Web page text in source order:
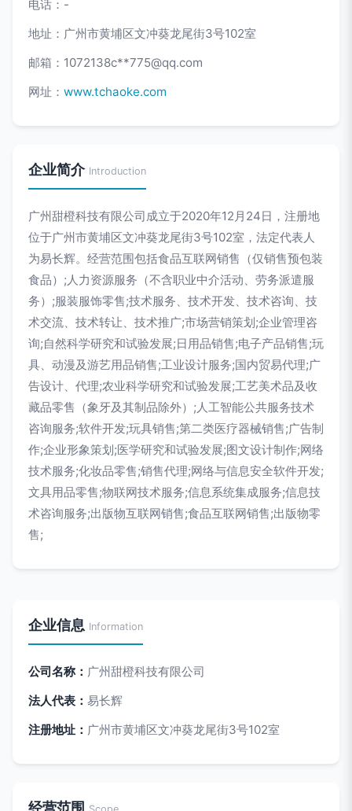
电话：-
地址：广州市黄埔区文冲葵龙尾街3号102室
邮箱：1072138c**775@qq.com
网址： www.tchaoke.com
企业简介 Introduction
广州甜橙科技有限公司成立于2020年12月24日，注册地
位于广州市黄埔区文冲葵龙尾街3号102室，法定代表人
为易长辉。经营范围包括食品互联网销售（仅销售预包装
食品）;人力资源服务（不含职业中介活动、劳务派遣服
务）;服装服饰零售;技术服务、技术开发、技术咨询、技
术交流、技术转让、技术推广;市场营销策划;企业管理咨
询;自然科学研究和试验发展;日用品销售;电子产品销售;玩
具、动漫及游艺用品销售;工业设计服务;国内贸易代理;广
告设计、代理;农业科学研究和试验发展;工艺美术品及收
藏品零售（象牙及其制品除外）;人工智能公共服务技术
咨询服务;软件开发;玩具销售;第二类医疗器械销售;广告制
作;企业形象策划;医学研究和试验发展;图文设计制作;网络
技术服务;化妆品零售;销售代理;网络与信息安全软件开发;
文具用品零售;物联网技术服务;信息系统集成服务;信息技
术咨询服务;出版物互联网销售;食品互联网销售;出版物零
售;
企业信息 Information
公司名称： 广州甜橙科技有限公司
法人代表： 易长辉
注册地址： 广州市黄埔区文冲葵龙尾街3号102室
经营范围